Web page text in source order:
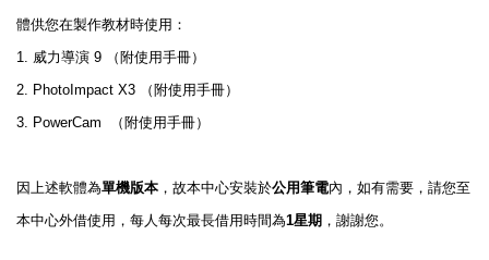
體供您在製作教材時使用：
1. 威力導演 9
（附使用手冊）
2. PhotoImpact X3
（附使用手冊）
3. PowerCam
（附使用手冊）
因上述軟體為單機版本 ，故本中心安裝於公用筆電內，如有需要，請您至
本中心外借使用，每人每次最長借用時間為1星期 ，謝謝您。